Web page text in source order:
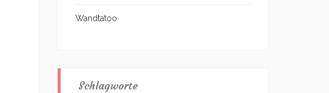
Wandtatoo
Schlagworte